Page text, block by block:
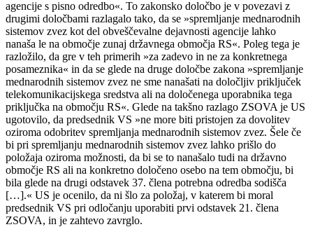
agencije s pisno odredbo«. To zakonsko določbo je v povezavi z
drugimi določbami razlagalo tako, da se »spremljanje mednarodnih
sistemov zvez kot del obveščevalne dejavnosti agencije lahko
nanaša le na območje zunaj državnega območja RS«. Poleg tega je
razložilo, da gre v teh primerih »za zadevo in ne za konkretnega
posameznika« in da se glede na druge določbe zakona »spremljanje
mednarodnih sistemov zvez ne sme nanašati na določljiv priključek
telekomunikacijskega sredstva ali na določenega uporabnika tega
priključka na območju RS«. Glede na takšno razlago ZSOVA je US
ugotovilo, da predsednik VS »ne more biti pristojen za dovolitev
oziroma odobritev spremljanja mednarodnih sistemov zvez. Šele če
bi pri spremljanju mednarodnih sistemov zvez lahko prišlo do
položaja oziroma možnosti, da bi se to nanašalo tudi na državno
območje RS ali na konkretno določeno osebo na tem območju, bi
bila glede na drugi odstavek 37. člena potrebna odredba sodišča
[…].« US je ocenilo, da ni šlo za položaj, v katerem bi moral
predsednik VS pri odločanju uporabiti prvi odstavek 21. člena
ZSOVA, in je zahtevo zavrglo.